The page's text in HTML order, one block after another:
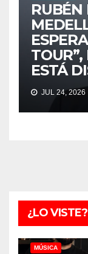
RUBÉN
ESTÁ
JUL 24, 2026
¿LO VISTE?
MÚSICA